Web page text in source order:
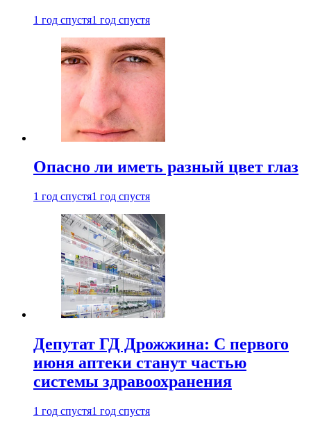
1 год спустя1 год спустя
Опасно ли иметь разный цвет глаз
1 год спустя1 год спустя
Депутат ГД Дрожжина: С первого
июня аптеки станут частью
системы здравоохранения
1 год спустя1 год спустя